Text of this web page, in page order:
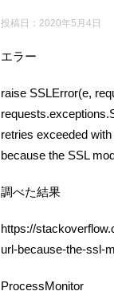
投稿日： 2020年5月4日
エラー
raise SSLError(e,
retries exceeded
because the SSL
調べた結果
https://
url-because-the-ssl-
ProcessMonitor